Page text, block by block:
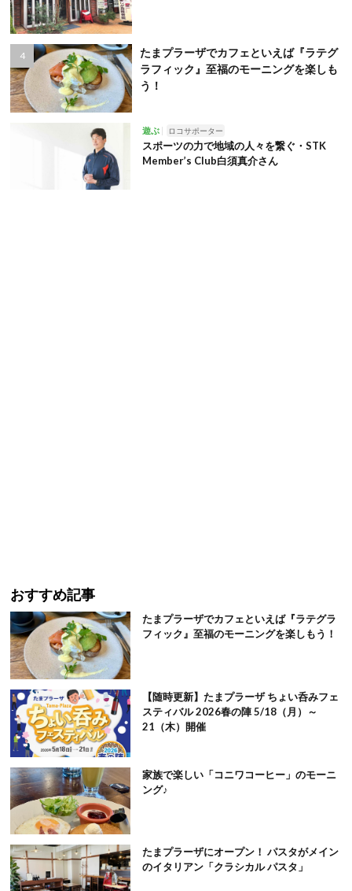
たまプラーザでカフェといえば『ラテグ
ラフィック』至福のモーニングを楽しも
う！
遊ぶ ロコサポーター
スポーツの力で地域の人々を繋ぐ・STK
Member’s Club白須真介さん
おすすめ記事
たまプラーザでカフェといえば『ラテグラ
フィック』至福のモーニングを楽しもう！
【随時更新】たまプラーザ ちょい呑みフェ
スティバル 2026春の陣 5/18（月）～
21（木）開催
家族で楽しい「コニワコーヒー」のモーニ
ング♪
たまプラーザにオープン！ パスタがメイン
のイタリアン「クラシカル パスタ」